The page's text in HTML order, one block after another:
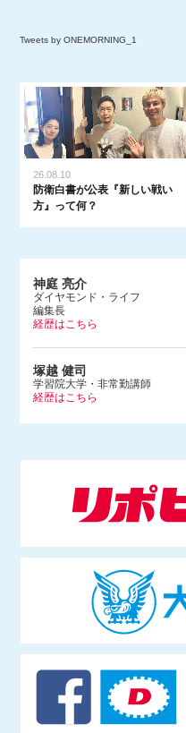
Tweets by ONEMORNING_1
26.08.10
防衛白書が公表『新しい戦い
方』って何？
神庭 亮介
ダイヤモンド・ライフ
編集長
経歴はこちら
1983年、埼玉県生まれ。早稲
新聞社入社。文化くらし報道
015年にダンス営業規制問題
塚越 健司
学習院大学・非常勤講師
経歴はこちら
ースで読み解くネット社会の
等多数。マスメディアでも積
1年4月〜）もつとめる。